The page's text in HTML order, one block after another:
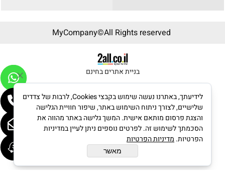
בניית אתרים בחינם
לידיעתך, באתרנו נעשה שימוש בקבצי Cookies, לרבות של צדדים
שלישיים, לצורך ניתוח השימוש באתר, שיפור חוויית הגלישה
והצגת פרסום מותאם אישית. המשך גלישה באתר מהווה את
הסכמתך לשימוש זה. לפרטים נוספים ניתן לעיין במדיניות
הפרטיות. מדיניות הפרטיות
מאשר